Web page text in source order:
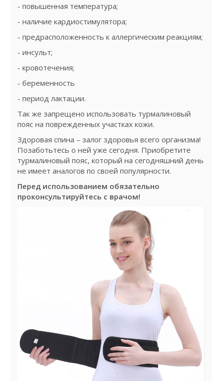
- повышенная температура;
- наличие кардиостимулятора;
- предрасположенность к аллергическим реакциям;
- инсульт;
- кровотечения;
- беременность
- период лактации.
Так же запрещено использовать турмалиновый
пояс на поврежденных участках кожи.
Здоровая спина – залог здоровья всего организма!
Позаботьтесь о ней уже сегодня. Приобретите
турмалиновый пояс, который на сегодняшний день
не имеет аналогов по своей популярности.
Перед использованием обязательно
проконсультируйтесь с врачом!